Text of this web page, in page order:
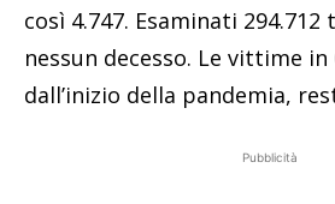
così 4.747. Esaminati
nessun decesso. Le vittime in
dall’inizio della pandemia,
Pubblicità